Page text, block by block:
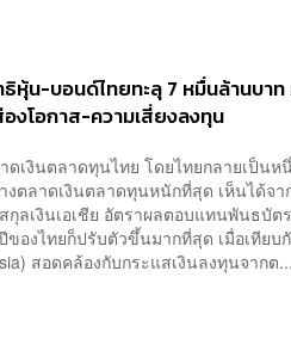
หุ้น-บอนด์ไทยทะลุ 7 หมื่นล้านบาท
งโอกาส-ความเสี่ยงลงทุน
เงินตลาดทุนไทย โดยไทยกลายเป็นห
ตลาดเงินตลาดทุนหนักที่สุด เห็นได้จา
ลเงินเอเชีย อัตราผลตอบแทนพันธบัตร
ของไทยก็ปรับตัวขึ้นมากที่สุด เมื่อเทียบ
สอดคล้องกับกระแสเงินลงทุนจากต...